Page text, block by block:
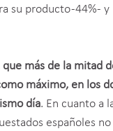
su producto -44%-
más de la mitad
máximo, en los
día. En cuanto a
españoles